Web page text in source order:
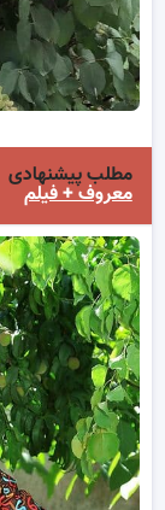
مطلب پیشنهادی
معروف + فیلم